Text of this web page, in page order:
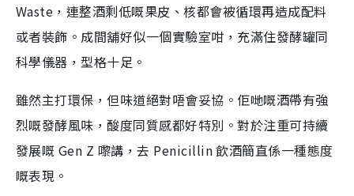
Waste，連整酒剩低嘅果皮、核都會被循環再造成配料
或者裝飾。成間舖好似一個實驗室咁，充滿住發酵罐同
科學儀器，型格十足。
雖然主打環保，但味道絕對唔會妥協。佢哋嘅酒帶有強
烈嘅發酵風味，酸度同質感都好特別。對於注重可持續
發展嘅 Gen Z 嚟講，去 Penicillin 飲酒簡直係一種態度
嘅表現。